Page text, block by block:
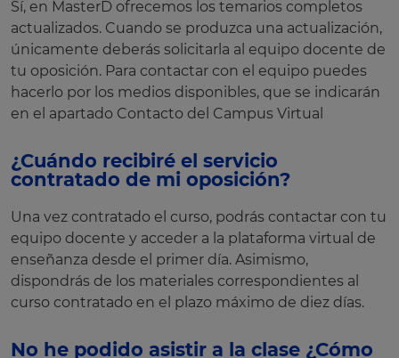
Sí, en MasterD ofrecemos los temarios completos
actualizados. Cuando se produzca una actualización,
únicamente deberás solicitarla al equipo docente de
tu oposición. Para contactar con el equipo puedes
hacerlo por los medios disponibles, que se indicarán
en el apartado Contacto del Campus Virtual
¿Cuándo recibiré el servicio
contratado de mi oposición?
Una vez contratado el curso, podrás contactar con tu
equipo docente y acceder a la plataforma virtual de
enseñanza desde el primer día. Asimismo,
dispondrás de los materiales correspondientes al
curso contratado en el plazo máximo de diez días.
No he podido asistir a la clase ¿Cómo